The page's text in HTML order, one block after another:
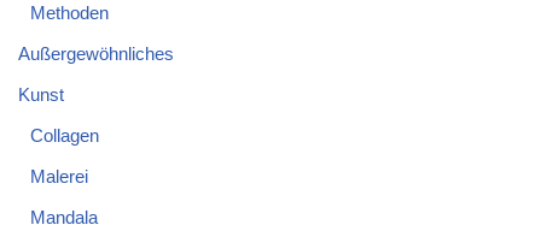
Methoden
Außergewöhnliches
Kunst
Collagen
Malerei
Mandala